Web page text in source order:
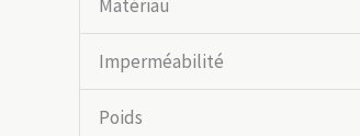
Matériau
Imperméabilité
Poids